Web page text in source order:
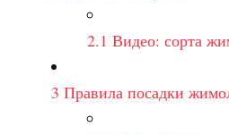
2.1 Видео: сорта
3 Правила посадки